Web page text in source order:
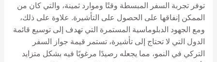
توفر تجربة السفر المبسطة وقتًا وموارد ثمينة، والتي كان من
الممكن إنفاقها على الحصول على التأشيرة. علاوة على ذلك،
ومع الجهود الدبلوماسية المستمرة التي تهدف إلى توسيع قائمة
الدول التي لا تحتاج إلى تأشيرة، تستمر قيمة جواز السفر
التركي في النمو، مما يجعله رصيدًا مرغوبًا فيه بشكل متزايد